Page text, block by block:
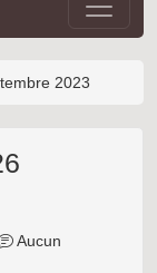
2023
Aucun